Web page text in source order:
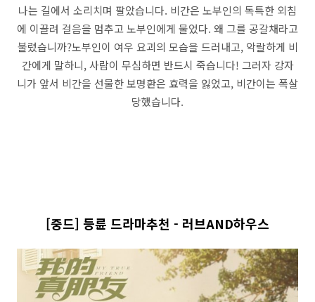
나는 길에서 소리치며 팔았습니다. 비간은 노부인의 독특한 외침
에 이끌려 걸음을 멈추고 노부인에게 물었다. 왜 그를 공갈채라고
불렀습니까?노부인이 여우 요괴의 모습을 드러내고, 악랄하게 비
간에게 말하니, 사람이 무심하면 반드시 죽습니다! 그러자 강자
니가 앞서 비간을 선물한 보명환은 효력을 잃었고, 비간이는 폭살
당했습니다.
[중드] 등륜 드라마추천 - 러브AND하우스